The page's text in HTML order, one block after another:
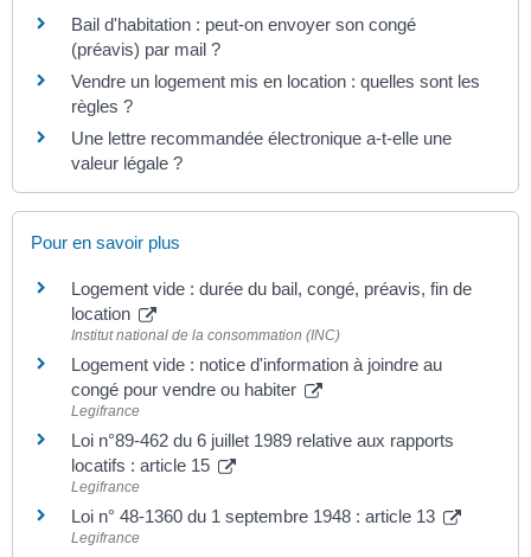
Bail d'habitation : peut-on envoyer son congé
(préavis) par mail ?
Vendre un logement mis en location : quelles sont les
règles ?
Une lettre recommandée électronique a-t-elle une
valeur légale ?
Pour en savoir plus
Logement vide : durée du bail, congé, préavis, fin de
location
Institut national de la consommation (INC)
Logement vide : notice d'information à joindre au
congé pour vendre ou habiter
Legifrance
Loi n°89-462 du 6 juillet 1989 relative aux rapports
locatifs : article 15
Legifrance
Loi n° 48-1360 du 1 septembre 1948 : article 13
Legifrance